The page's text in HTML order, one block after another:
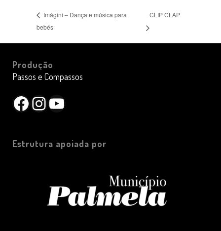
Imágini – Dança e música para
bebés
CLIP CLAP
Produção
Passos e Compassos
Facebook
Instagram
YouTube
Estrutura apoiada por